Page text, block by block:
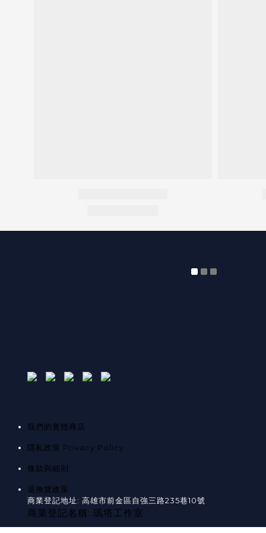
我們的實體商店
隱私政策 Privacy Policy
條款與細則
退換貨政策
商業登記地址: 高雄市前金區自強三路235巷10號
商業登記名稱: 瑪塔工作室